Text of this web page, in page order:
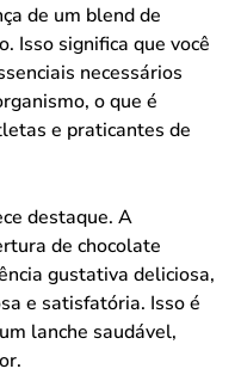
de um blend de
Isso significa que você
necessários
o que é
e praticantes de
destaque. A
de chocolate
gustativa deliciosa,
e satisfatória. Isso é
lanche saudável,